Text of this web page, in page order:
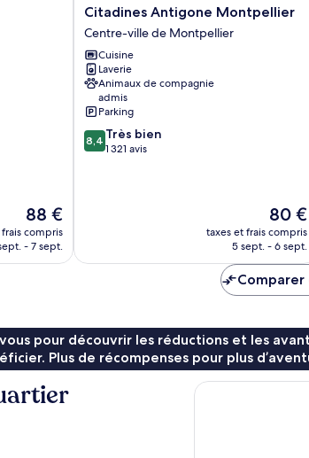
Le
nouveau
prix
88 €
compris
- 7 sept.
Citadines
Antigone
Montpellier
Centre-
ville
de
Montpellier
Citadines Antigone Montpellier
Centre-ville de Montpellier
Cuisine
Laverie
Animaux de compagnie
admis
Parking
8.4
sur
8,4 Très bien
1 321 avis
Le
nouveau
prix
de
80 €
80 €
taxes et frais compris
5 sept. - 6 sept.
Comparer
pour découvrir les réductions et les
Plus de récompenses pour plus